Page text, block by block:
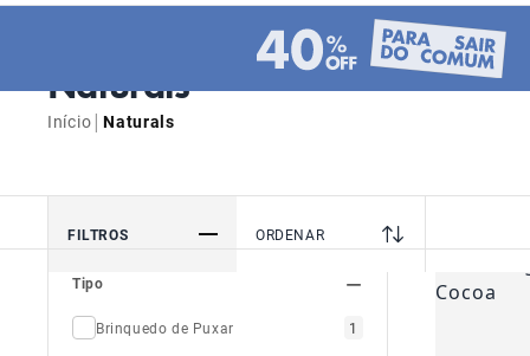
Naturals
Início |Naturals
FILTROS ORDENAR
Tipo
Brinquedo de Puxar
1